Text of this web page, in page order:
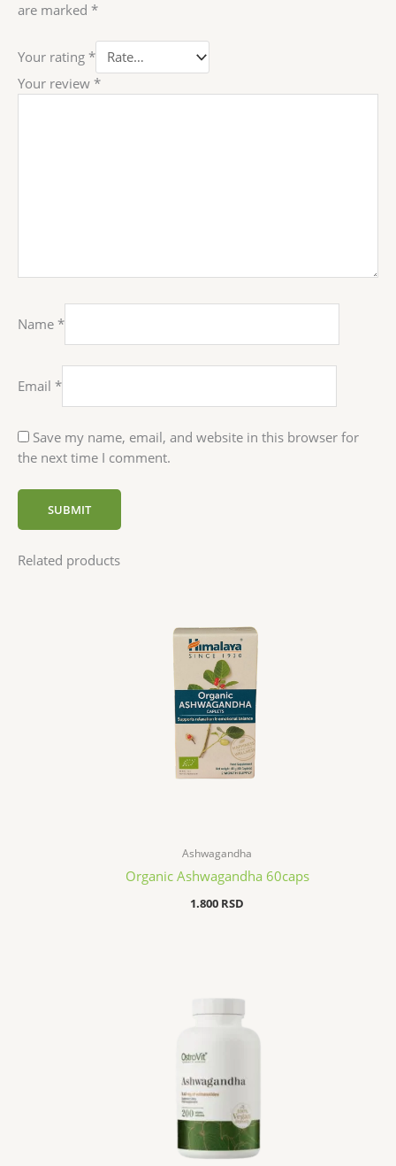
are marked *
Your rating *
Your review *
Name *
Email *
Save my name, email, and website in this browser for
the next time I comment.
Related products
Ashwagandha
Organic Ashwagandha 60caps
1.800 RSD